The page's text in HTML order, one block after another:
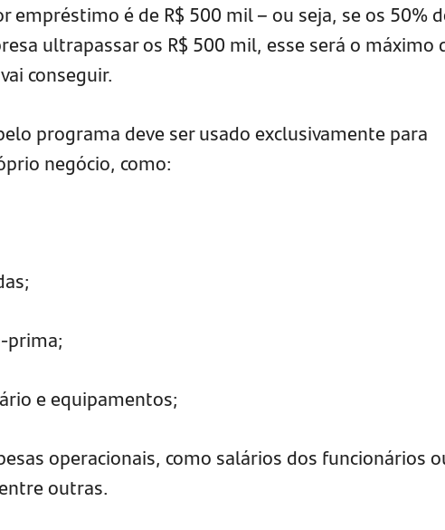
empréstimo é de R$ 500 mil – ou seja, se os 50%
ultrapassar os R$ 500 mil, esse será o máximo
conseguir.
programa deve ser usado exclusivamente para
negócio, como:
prima;
e equipamentos;
operacionais, como salários dos funcionários
outras.